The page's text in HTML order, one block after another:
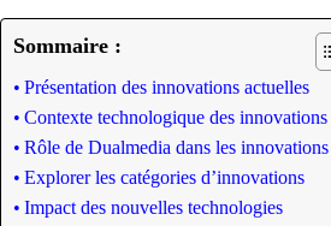
Sommaire :
Présentation des innovations actuelles
Contexte technologique des innovations
Rôle de Dualmedia dans les innovations
Explorer les catégories d’innovations
Impact des nouvelles technologies